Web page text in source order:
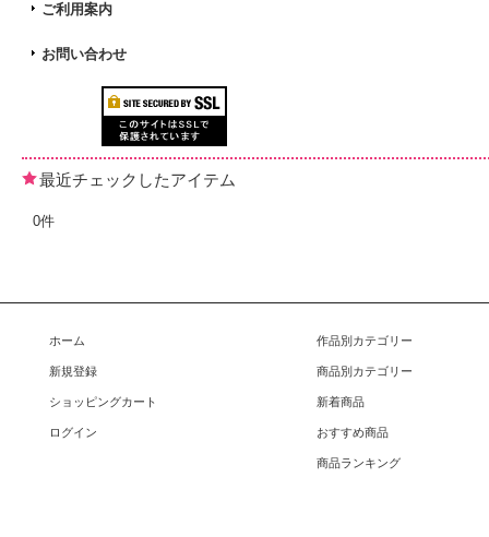
ご利用案内
お問い合わせ
最近チェックしたアイテム
0件
ホーム
新規登録
ショッピングカート
ログイン
作品別カテゴリー
商品別カテゴリー
新着商品
おすすめ商品
商品ランキング